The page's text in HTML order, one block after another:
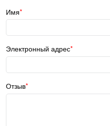
Имя
Электронный адрес
Отзыв